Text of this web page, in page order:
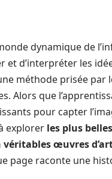
dynamique de
et d’interpréter les
méthode prisée
Alors que
pour capter
explorer les plus
véritables œuvres
page raconte une